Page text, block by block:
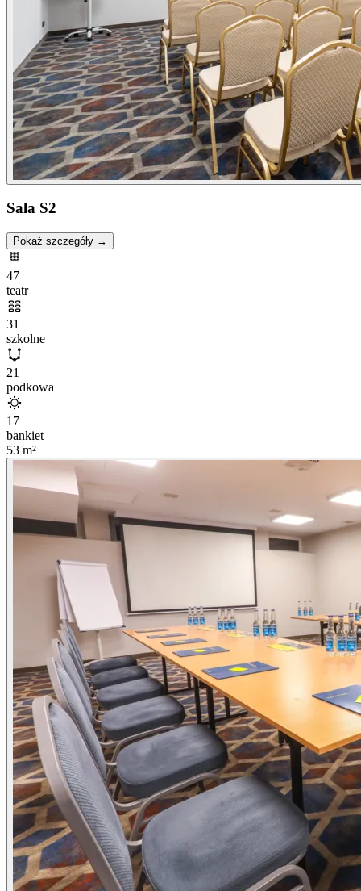
Sala S2
Pokaż szczegóły →
47
teatr
31
szkolne
21
podkowa
17
bankiet
53 m²